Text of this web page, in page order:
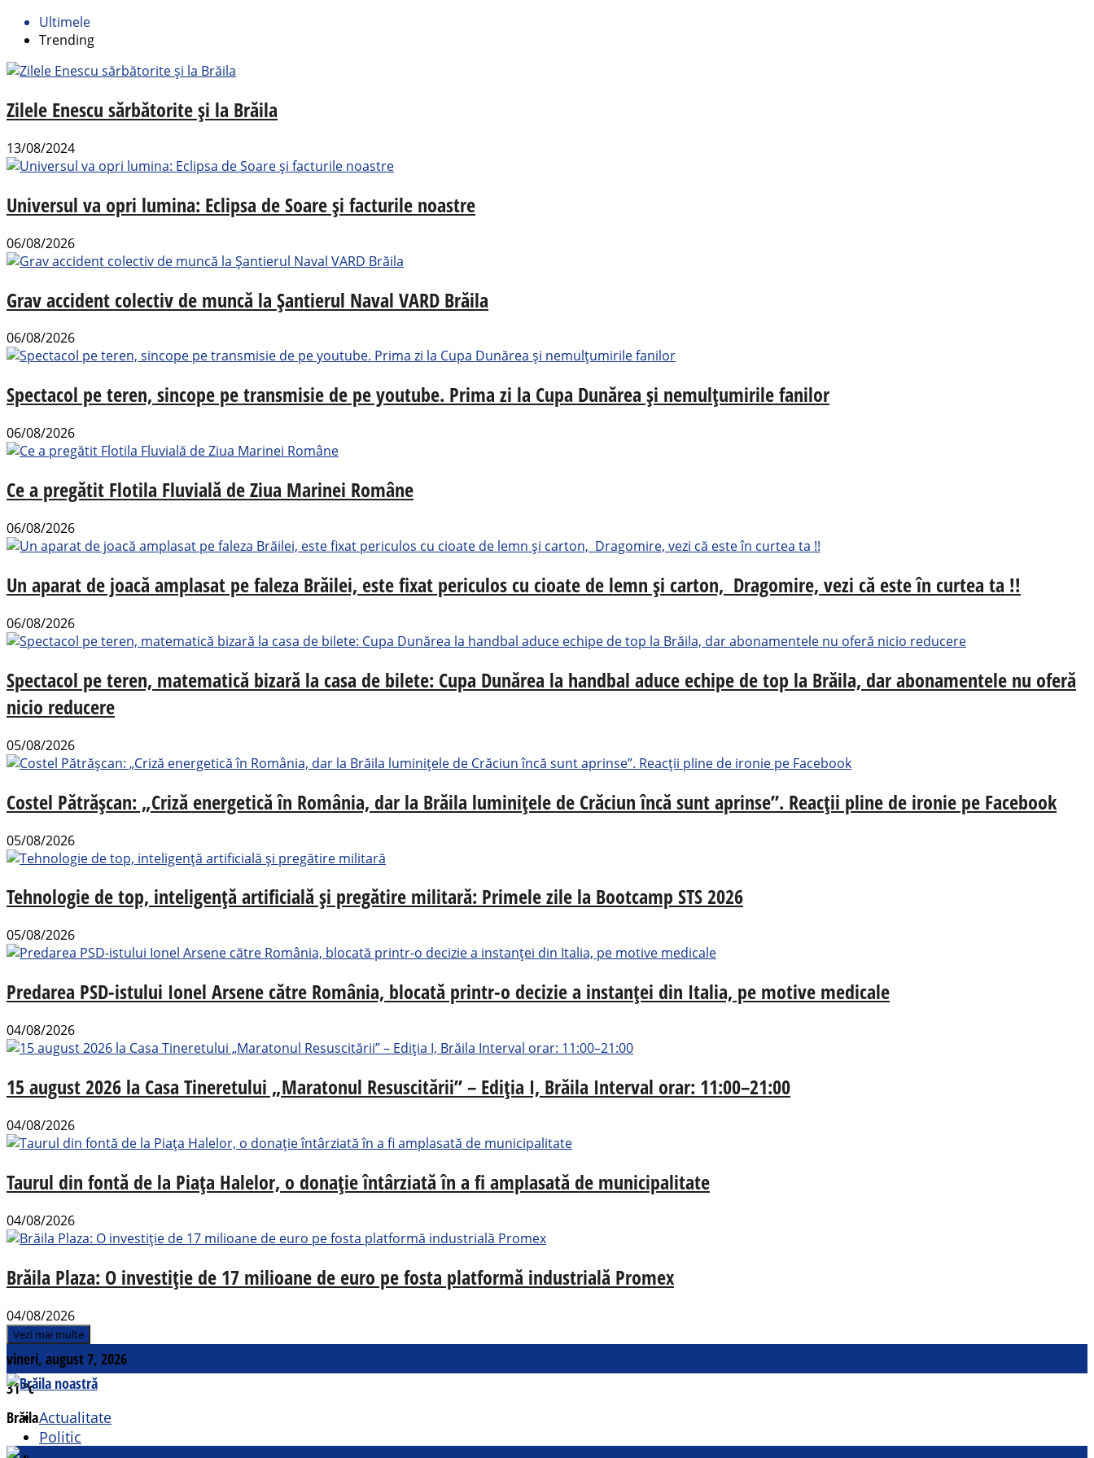
Ultimele
Trending
Zilele Enescu sărbătorite și la Brăila
13/08/2024
Universul va opri lumina: Eclipsa de Soare și facturile noastre
06/08/2026
Grav accident colectiv de muncă la Șantierul Naval VARD Brăila
06/08/2026
Spectacol pe teren, sincope pe transmisie de pe youtube. Prima zi la Cupa Dunărea și nemulțumirile fanilor
06/08/2026
Ce a pregătit Flotila Fluvială de Ziua Marinei Române
06/08/2026
Un aparat de joacă amplasat pe faleza Brăilei, este fixat periculos cu cioate de lemn și carton, Dragomire, vezi că este în curtea ta !!
06/08/2026
Spectacol pe teren, matematică bizară la casa de bilete: Cupa Dunărea la handbal aduce echipe de top la Brăila, dar abonamentele nu oferă
nicio reducere
05/08/2026
Costel Pătrășcan: „Criză energetică în România, dar la Brăila luminițele de Crăciun încă sunt aprinse”. Reacții pline de ironie pe Facebook
05/08/2026
Tehnologie de top, inteligență artificială și pregătire militară: Primele zile la Bootcamp STS 2026
05/08/2026
Predarea PSD-istului Ionel Arsene către România, blocată printr-o decizie a instanței din Italia, pe motive medicale
04/08/2026
15 august 2026 la Casa Tineretului „Maratonul Resuscitării” – Ediția I, Brăila Interval orar: 11:00–21:00
04/08/2026
Taurul din fontă de la Piața Halelor, o donație întârziată în a fi amplasată de municipalitate
04/08/2026
Brăila Plaza: O investiție de 17 milioane de euro pe fosta platformă industrială Promex
04/08/2026
Vezi mai multe
vineri, august 7, 2026
31°c
BrăilaActualitate
Politic